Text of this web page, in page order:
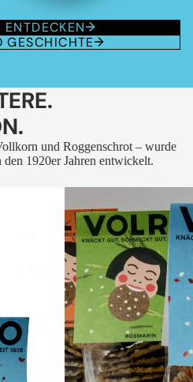
ENTDECKEN
GESCHICHTE
und Roggenschrot – wurde
1920er Jahren entwickelt.
-
KÜMMEL